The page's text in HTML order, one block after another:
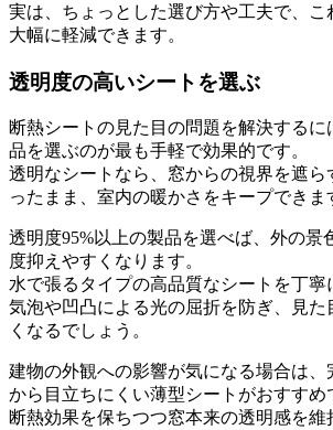
実は、ちょっとした選び方や工夫で、こ
大幅に軽減できます。
透明度の高いシートを選ぶ
断熱シートの見た目の問題を解決するに
品を選ぶのが最も手軽で効果的です。
透明なシートなら、窓からの視界を遮ら
ったまま、室内の暖かさをキープできま
透明度95%以上の製品を選べば、外の景
度抑えやすくなります。
水で張るタイプの高品質なシートを丁寧
気泡や凹凸による光の屈折を防ぎ、見た
くなるでしょう。
建物の外観への影響が気になる場合は、
から目立ちにくい薄型シートがおすすめ
断熱効果を保ちつつ窓本来の透明感を維